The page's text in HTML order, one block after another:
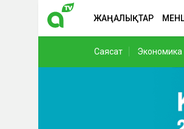
ЖАҢАЛЫҚТАР
Саясат Экономика